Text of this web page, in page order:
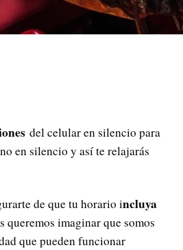
del celular en silencio para
en silencio y así te relajarás
de que tu horario incluya
queremos imaginar que somos
que pueden funcionar